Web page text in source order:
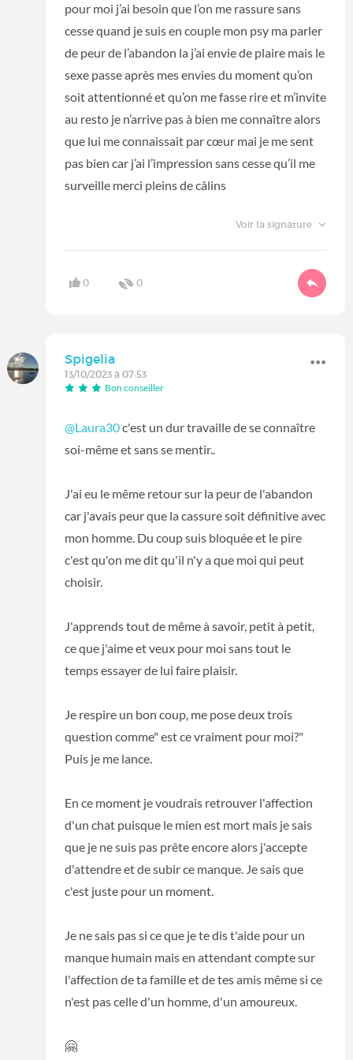
pour moi j’ai besoin que l’on me rassure sans
cesse quand je suis en couple mon psy ma parler
de peur de l’abandon la j’ai envie de plaire mais le
sexe passe après mes envies du moment qu’on
soit attentionné et qu’on me fasse rire et m’invite
au resto je n’arrive pas à bien me connaître alors
que lui me connaissait par cœur mai je me sent
pas bien car j’ai l’impression sans cesse qu’il me
surveille merci pleins de câlins
Voir la signature
0 0
Spigelia
13/10/2023 à 07:53
Bon conseiller
@Laura30c'est un dur travaille de se connaître
soi-même et sans se mentir..
J'ai eu le même retour sur la peur de l'abandon
car j'avais peur que la cassure soit définitive avec
mon homme. Du coup suis bloquée et le pire
c'est qu'on me dit qu'il n'y a que moi qui peut
choisir.
J'apprends tout de même à savoir, petit à petit,
ce que j'aime et veux pour moi sans tout le
temps essayer de lui faire plaisir.
Je respire un bon coup, me pose deux trois
question comme" est ce vraiment pour moi?"
Puis je me lance.
En ce moment je voudrais retrouver l'affection
d'un chat puisque le mien est mort mais je sais
que je ne suis pas prête encore alors j'accepte
d'attendre et de subir ce manque. Je sais que
c'est juste pour un moment.
Je ne sais pas si ce que je te dis t'aide pour un
manque humain mais en attendant compte sur
l'affection de ta famille et de tes amis même si ce
n'est pas celle d'un homme, d'un amoureux.
🤗